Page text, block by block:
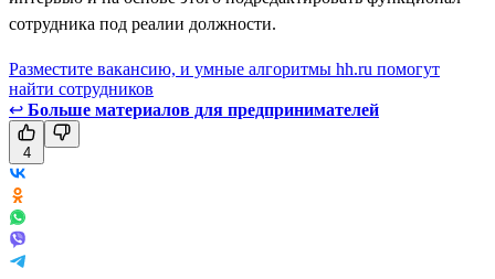
сотрудника под реалии должности.
Разместите вакансию, и умные алгоритмы hh.ru помогут
найти сотрудников
↩ Больше материалов для предпринимателей
4